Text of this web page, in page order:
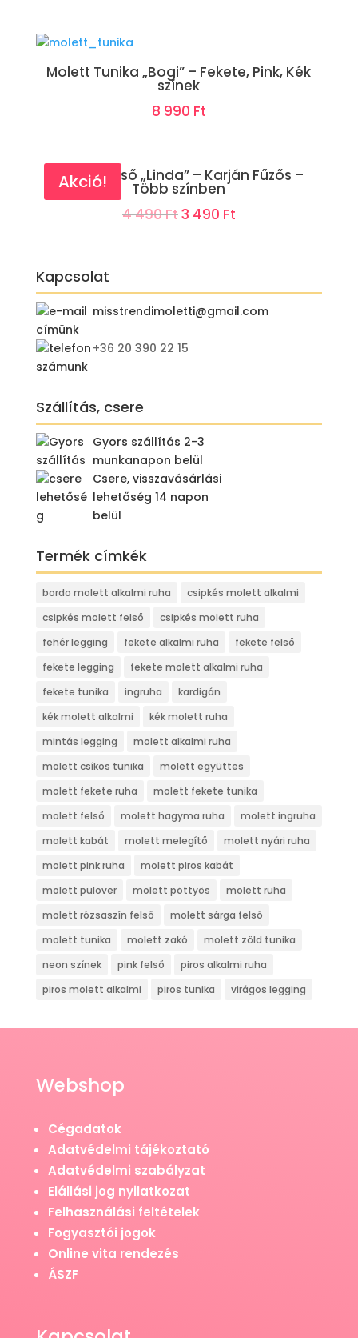
Molett Tunika „Bogi” – Fekete, Pink, Kék
színek
8 990 Ft
Akció!
Molett Felső „Linda” – Karján Fűzős –
Több színben
4 490FtOriginal
490 Ft.
3 490 FtCurrent
490 Ft.
Kapcsolat
misstrendimoletti@gmail.com
+36 20 390 22 15
Szállítás, csere
Gyors szállítás 2-3
munkanapon belül
Csere, visszavásárlási
lehetőség 14 napon
belül
Termék címkék
bordo molett alkalmi ruha
csipkés molett alkalmi
csipkés molett felső
csipkés molett ruha
fehér legging
fekete alkalmi ruha
fekete felső
fekete legging
fekete molett alkalmi ruha
fekete tunika
ingruha
kardigán
kék molett alkalmi
kék molett ruha
mintás legging
molett alkalmi ruha
molett csíkos tunika
molett együttes
molett fekete ruha
molett fekete tunika
molett felső
molett hagyma ruha
molett ingruha
molett kabát
molett melegítő
molett nyári ruha
molett pink ruha
molett piros kabát
molett pulover
molett pöttyös
molett ruha
molett rózsaszín felső
molett sárga felső
molett tunika
molett zakó
molett zöld tunika
neon színek
pink felső
piros alkalmi ruha
piros molett alkalmi
piros tunika virágos legging
Webshop
Cégadatok
Adatvédelmi tájékoztató
Adatvédelmi szabályzat
Elállási jog nyilatkozat
Felhasználási feltételek
Fogyasztói jogok
Online vita rendezés
ÁSZF